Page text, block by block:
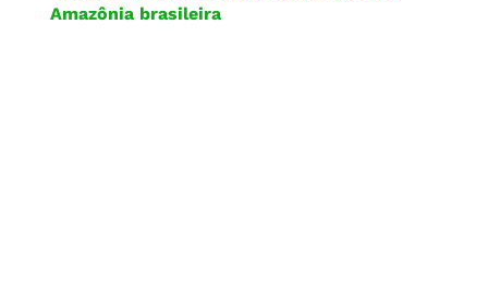
Amazônia brasileira